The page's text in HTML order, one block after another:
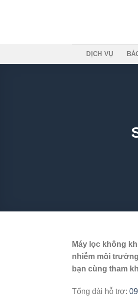
DỊCH VỤ
Máy lọc không
nhiễm môi
bạn cùng tham
Tổng đài hỗ trợ: